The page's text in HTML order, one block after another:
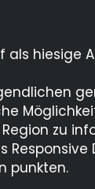
als hiesige
zu
Responsive
punkten.